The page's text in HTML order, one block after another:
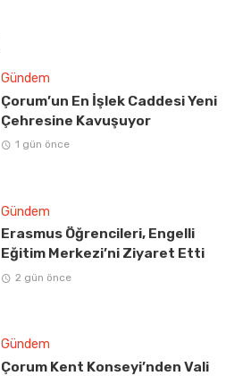
Gündem
Çorum’un En İşlek Caddesi Yeni
Çehresine Kavuşuyor
1 gün önce
Gündem
Erasmus Öğrencileri, Engelli
Eğitim Merkezi’ni Ziyaret Etti
2 gün önce
Gündem
Çorum Kent Konseyi’nden Vali